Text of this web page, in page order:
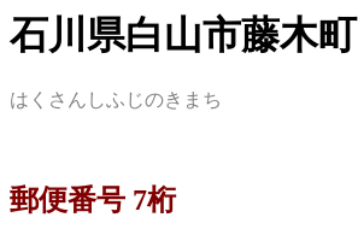
石川県白山市藤木町
はくさんしふじのきまち
郵便番号 7桁